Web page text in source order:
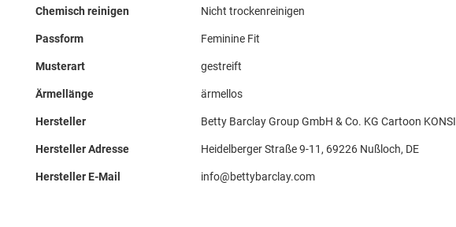
Chemisch reinigen Nicht trockenreinigen
Passform Feminine Fit
Musterart gestreift
Ärmellänge ärmellos
Hersteller Betty Barclay Group GmbH & Co. KG Cartoon KONSI
Hersteller Adresse Heidelberger Straße 9-11, 69226 Nußloch, DE
Hersteller E-Mail info@bettybarclay.com